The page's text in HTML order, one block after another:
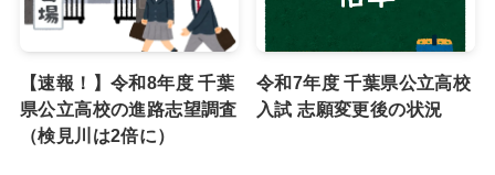
【速報！】令和8年度 千葉
県公立高校の進路志望調査
（検見川は2倍に）
令和7年度 千葉県公立高校
入試 志願変更後の状況